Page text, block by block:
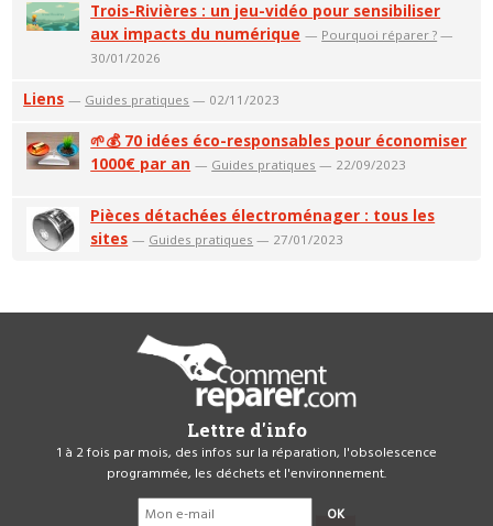
Trois-Rivières : un jeu-vidéo pour sensibiliser
aux impacts du numérique — Pourquoi réparer ? —
30/01/2026
Liens — Guides pratiques — 02/11/2023
🌱💰 70 idées éco-responsables pour économiser
1000€ par an — Guides pratiques — 22/09/2023
Pièces détachées électroménager : tous les
sites — Guides pratiques — 27/01/2023
Lettre d'info
1 à 2 fois par mois, des infos sur la réparation, l'obsolescence
programmée, les déchets et l'environnement.
OK